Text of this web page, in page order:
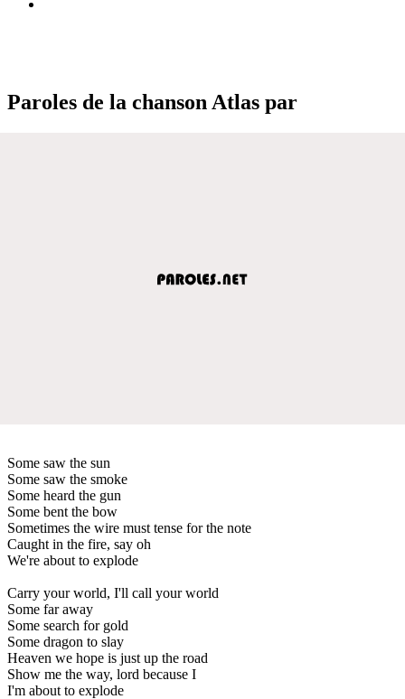
Paroles de la chanson Atlas par
Some saw the sun
Some saw the smoke
Some heard the gun
Some bent the bow
Sometimes the wire must tense for the note
Caught in the fire, say oh
We're about to explode
Carry your world, I'll call your world
Some far away
Some search for gold
Some dragon to slay
Heaven we hope is just up the road
Show me the way, lord because I
I'm about to explode